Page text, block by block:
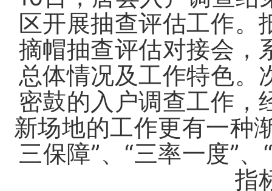
区开展抽查评估工作。
摘帽抽查评估对接会，
总体情况及工作特色。
密鼓的入户调查工作，
新场地的工作更有一种
三保障”、“三率一度”
指